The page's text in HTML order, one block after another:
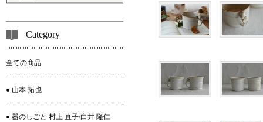
Category
全ての商品
● 山本 拓也
● 器のしごと 村上 直子/白井 隆仁